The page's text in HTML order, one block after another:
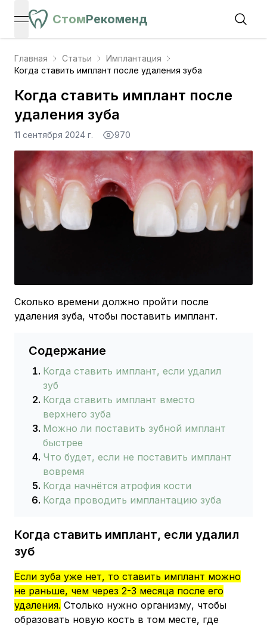
open navigation menu
СтомРекоменд
Главная Статьи
Имплантация
Когда ставить имплант после удаления зуба
Когда ставить имплант после
удаления зуба
11 сентября 2024 г. 970
Сколько времени должно пройти после
удаления зуба, чтобы поставить имплант.
Содержание
Когда ставить имплант, если удалил
зуб
Когда ставить имплант вместо
верхнего зуба
Можно ли поставить зубной имплант
быстрее
Что будет, если не поставить имплант
вовремя
Когда начнётся атрофия кости
Когда проводить имплантацию зуба
Когда ставить имплант, если удалил
зуб
Если зуба уже нет, то ставить имплант можно
не раньше, чем через 2-3 месяца после его
удаления. Столько нужно организму, чтобы
образовать новую кость в том месте, где